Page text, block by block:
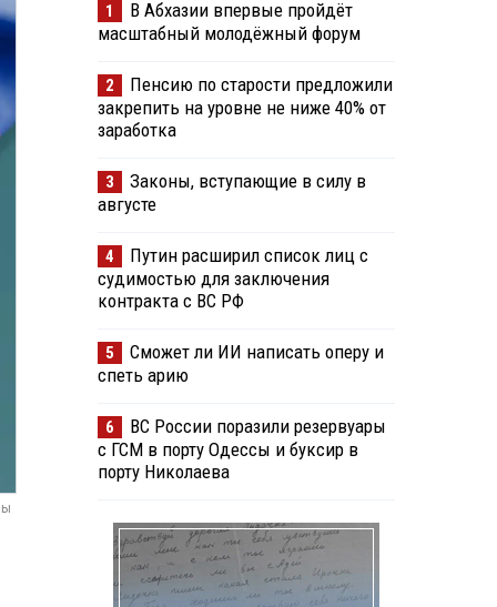
1
В Абхазии впервые пройдёт
масштабный молодёжный форум
2
Пенсию по старости предложили
закрепить на уровне не ниже 40% от
заработка
3
Законы, вступающие в силу в
августе
4
Путин расширил список лиц с
судимостью для заключения
контракта с ВС РФ
5
Сможет ли ИИ написать оперу и
спеть арию
6
ВС России поразили резервуары
с ГСМ в порту Одессы и буксир в
порту Николаева